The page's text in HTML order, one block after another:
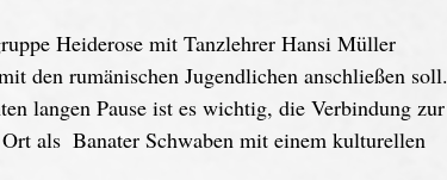
Heiderose mit Tanzlehrer Hansi Müller
den rumänischen Jugendlichen anschließen soll.
langen Pause ist es wichtig, die Verbindung zur
als  Banater Schwaben mit einem kulturellen